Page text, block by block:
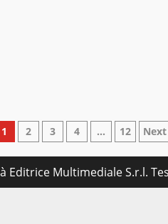
Paginazione
1 2 3 4 … 12 Next
Editrice Multimediale S.r.l.